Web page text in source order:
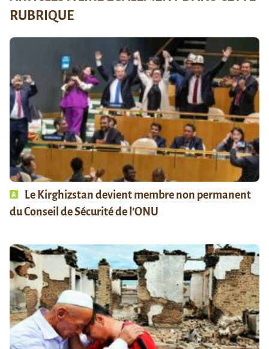
RUBRIQUE
Le Kirghizstan devient membre non permanent
du Conseil de Sécurité de l’ONU